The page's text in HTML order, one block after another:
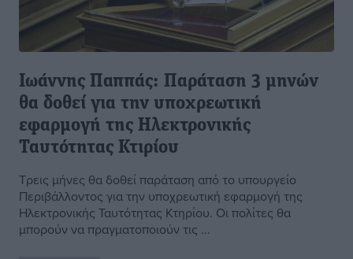
Ιωάννης Παππάς: Παράταση 3 μηνών
θα δοθεί για την υποχρεωτική
εφαρμογή της Ηλεκτρονικής
Ταυτότητας Κτιρίου
Τρεις μήνες θα δοθεί παράταση από το υπουργείο
Περιβάλλοντος για την υποχρεωτική εφαρμογή της
Ηλεκτρονικής Ταυτότητας Κτηρίου. Οι πολίτες θα
μπορούν να πραγματοποιούν τις ...